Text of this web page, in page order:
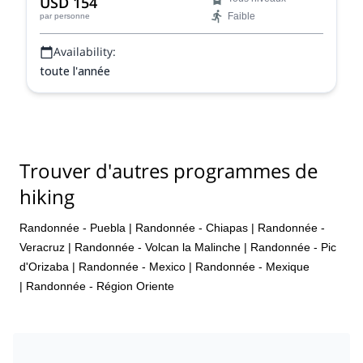
par personne
Faible
Availability:
toute l'année
Trouver d'autres programmes de
hiking
Randonnée - Puebla | Randonnée - Chiapas | Randonnée -
Veracruz | Randonnée - Volcan la Malinche | Randonnée - Pic
d'Orizaba | Randonnée - Mexico | Randonnée - Mexique
| Randonnée - Région Oriente